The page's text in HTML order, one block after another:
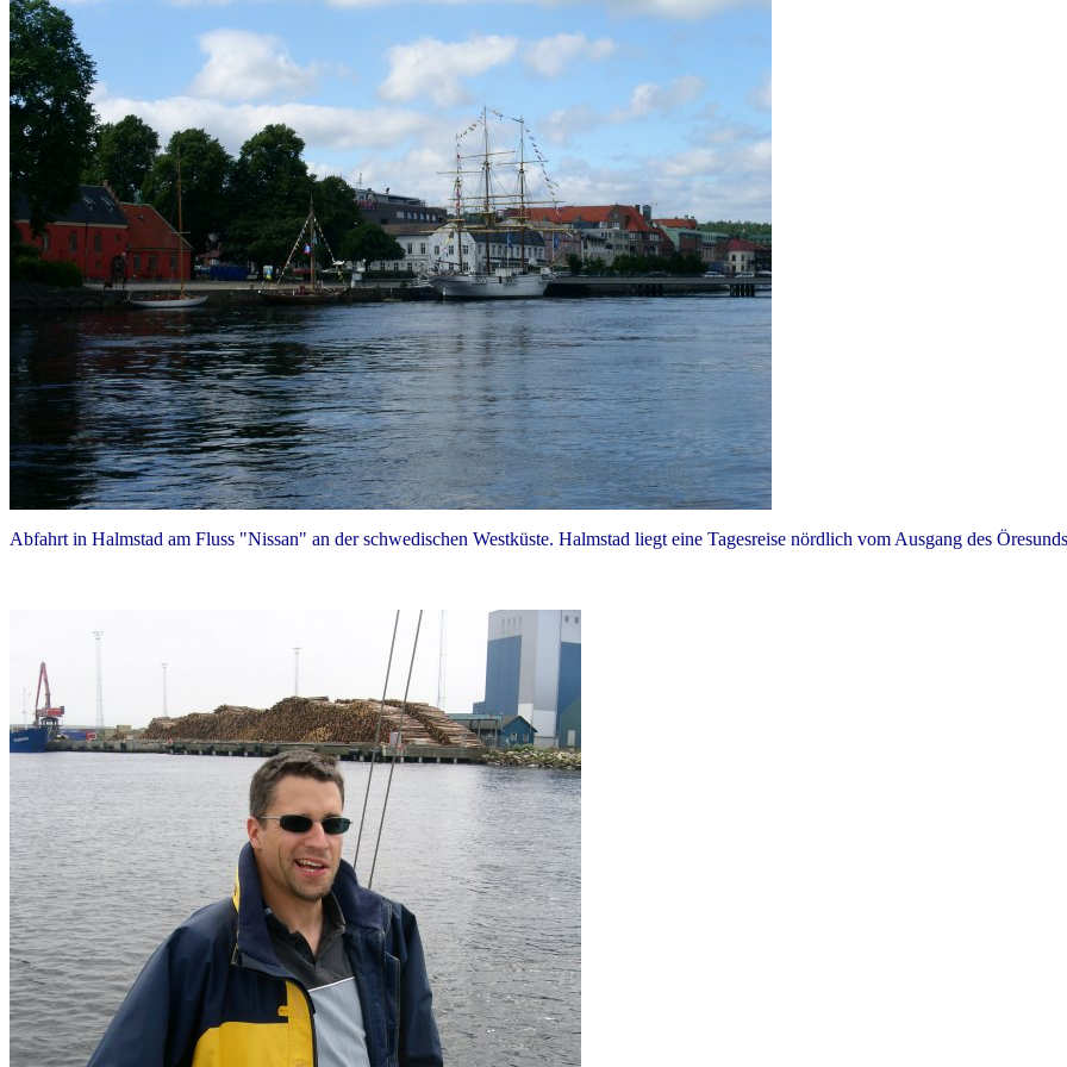
Abfahrt in Halmstad am Fluss "Nissan" an der schwedischen Westküste. Halmstad liegt eine Tagesreise nördlich vom Ausgang des